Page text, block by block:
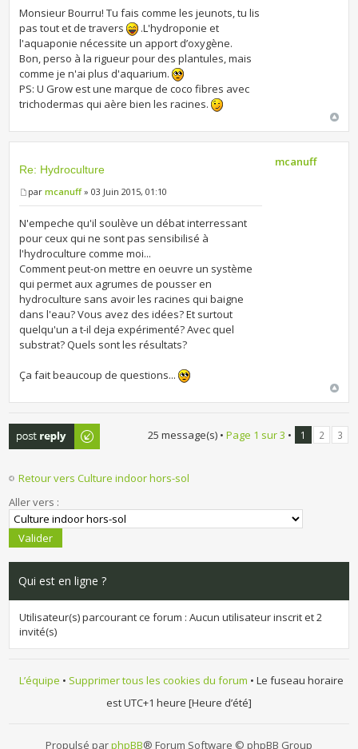
Monsieur Bourru! Tu fais comme les jeunots, tu lis
pas tout et de travers
.L'hydroponie et
l'aquaponie nécessite un apport d’oxygène.
Bon, perso à la rigueur pour des plantules, mais
comme je n'ai plus d'aquarium.
PS: U Grow est une marque de coco fibres avec
trichodermas qui aère bien les racines.
Re: Hydroculture
parmcanuff» 03 Juin 2015, 01:10
N'empeche qu'il soulève un débat interressant
pour ceux qui ne sont pas sensibilisé à
l'hydroculture comme moi...
Comment peut-on mettre en oeuvre un système
qui permet aux agrumes de pousser en
hydroculture sans avoir les racines qui baigne
dans l'eau? Vous avez des idées? Et surtout
quelqu'un a t-il deja expérimenté? Avec quel
substrat? Quels sont les résultats?
Ça fait beaucoup de questions...
mcanuff
Publier une
réponse
25 message(s) • Page 1 sur3 • 1 2 3
Retour vers Culture indoor hors-sol
Aller vers :
Qui est en ligne ?
Utilisateur(s) parcourant ce forum : Aucun utilisateur inscrit et 2
invité(s)
L’équipe • Supprimer tous les cookies du forum • Le fuseau horaire
est UTC+1 heure [Heure d’été]
Propulsé parphpBB® Forum Software © phpBB Group